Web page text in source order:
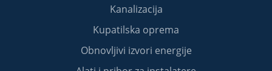
Kanalizacija
Kupatilska oprema
Obnovljivi izvori energije